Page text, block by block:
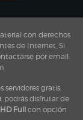
con derechos
de Internet, Si
por email:
servidores gratis,
, podrás disfrutar de
HD Fullcon opción